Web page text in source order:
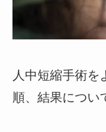
人中短縮手術を
順、結果につい